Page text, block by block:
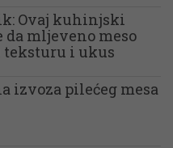
Ovaj kuhinjski
da mljeveno meso
teksturu i ukus
izvoza pilećeg mesa